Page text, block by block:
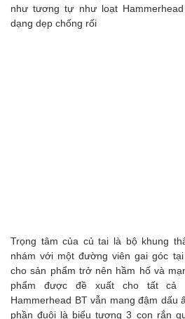
như tương tự như loạt
dạng dẹp chống rối
Trọng tâm của củ tai là bộ khung
nhám với một đường viên gai góc
cho sản phẩm trở nên hầm hố và
phẩm được đề xuất cho tất cả
Hammerhead BT vẫn mang đậm dấu
phần đuôi là biểu tượng 3 con rắn